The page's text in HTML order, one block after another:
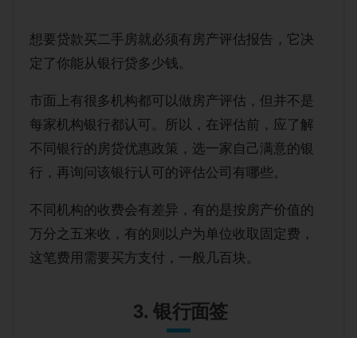
想要贷款买二手房就必须有房产评估报告，它决
定了你能从银行贷多少钱。
市面上有很多机构都可以做房产评估，但并不是
每家机构银行都认可。所以，在评估前，应了解
不同银行的房贷优惠政策，选一家自己满意的银
行，再询问该银行认可的评估公司有哪些。
不同机构的收费会有差异，有的是按房产价值的
万分之五来收，有的则以户为单位收取固定费，
这笔费用需要买方支付，一般几百块。
3. 银行面签